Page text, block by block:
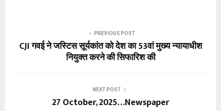
PREVIOUS POST
CJI गवई ने जस्टिस सूर्यकांत को देश का 53वां मुख्य न्यायाधीश
नियुक्त करने की सिफारिश की
NEXT POST
27 October, 2025…Newspaper